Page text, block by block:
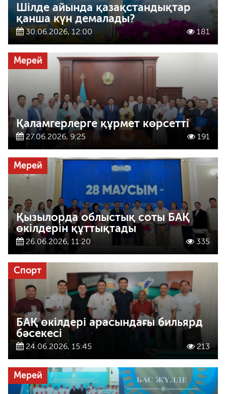
Шілде айында қазақстандықтар
қанша күн демалады?
30.06.2026, 12:00 181
Мерей
Қаламгерлерге құрмет көрсетті
27.06.2026, 9:25 191
Мерей
Қызылорда облыстық соты БАҚ
өкілдерін құттықтады
26.06.2026, 11:20 335
Спорт
БАҚ өкілдері арасындағы бильярд
бәсекесі
24.06.2026, 15:45 213
Мерей